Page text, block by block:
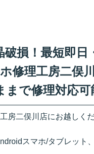
損！最短即日
修理工房二俣
まで修理対応可
房二俣川 店にお越しく
スマホ/タブレット